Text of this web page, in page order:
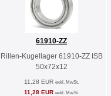
61910-ZZ
Rillen-Kugellager 61910-ZZ ISB
50x72x12
11,28 EUR exkl. MwSt.
11,28 EUR exkl. MwSt.